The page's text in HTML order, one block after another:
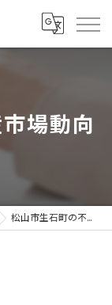
場動向
松山市生石町の不動産市場動向